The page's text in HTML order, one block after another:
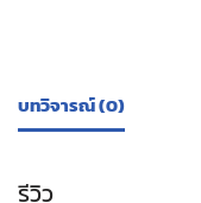
บทวิจารณ์ (0)
รีวิว